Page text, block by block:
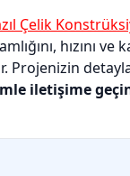
Çelik
Projenizin
iletişime